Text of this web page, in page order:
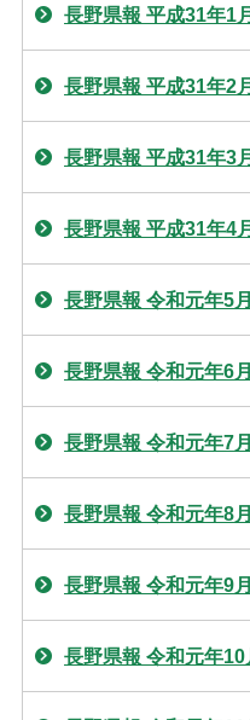
長野県報 平成31年1
長野県報 平成31年2
長野県報 平成31年3
長野県報 平成31年4
長野県報 令和元年5
長野県報 令和元年6
長野県報 令和元年7
長野県報 令和元年8
長野県報 令和元年9
長野県報 令和元年10